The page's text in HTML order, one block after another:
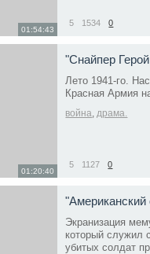
01:54:43
5 1534 0
01:20:40
"Снайпер
Лето 1941-го.
Красная Армия
война,драма.
5 1127 0
Экранизация
который служил
убитых солдат